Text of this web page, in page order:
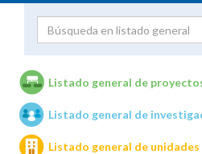
Unidades de
Listado general de
Listado general de
Listado general de